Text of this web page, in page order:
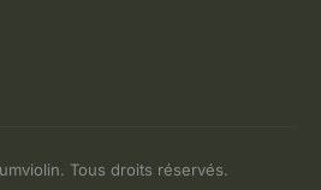
Tous droits réservés.